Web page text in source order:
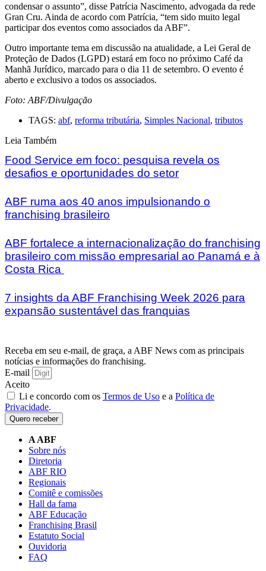
condensar o assunto”, disse Patrícia Nascimento, advogada da rede
Gran Cru. Ainda de acordo com Patrícia, “tem sido muito legal
participar dos eventos como associados da ABF”.
Outro importante tema em discussão na atualidade, a Lei Geral de
Proteção de Dados (LGPD) estará em foco no próximo Café da
Manhã Jurídico, marcado para o dia 11 de setembro. O evento é
aberto e exclusivo a todos os associados.
Foto: ABF/Divulgação
TAGS: abf, reforma tributária, Simples Nacional, tributos
Leia Também
Food Service em foco: pesquisa revela os
desafios e oportunidades do setor
ABF ruma aos 40 anos impulsionando o
franchising brasileiro
ABF fortalece a internacionalização do franchising
brasileiro com missão empresarial ao Panamá e à
Costa Rica
7 insights da ABF Franchising Week 2026 para
expansão sustentável das franquias
Receba em seu e-mail, de graça, a ABF News com as principais
notícias e informações do franchising.
E-mail
Aceito
Li e concordo com os Termos de Uso e a Política de
Privacidade.
Quero receber
A ABF
Sobre nós
Diretoria
ABF RIO
Regionais
Comitê e comissões
Hall da fama
ABF Educação
Franchising Brasil
Estatuto Social
Ouvidoria
FAQ